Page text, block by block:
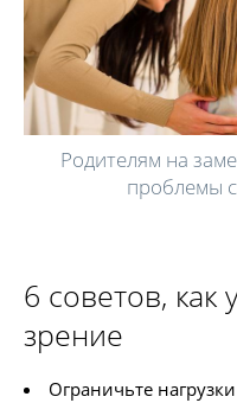
Родителям на
проблемы
6 советов, как
зрение
Ограничьте